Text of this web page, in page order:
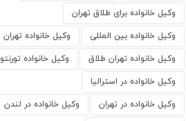
وکیل خانواده برای طلاق تهران
وکیل خانواده بین المللی وکیل خانواده تهران
وکیل خانواده تهران طلاق وکیل خانواده تورنتو
وکیل خانواده در استرالیا
وکیل خانواده در تهران وکیل خانواده در لندن